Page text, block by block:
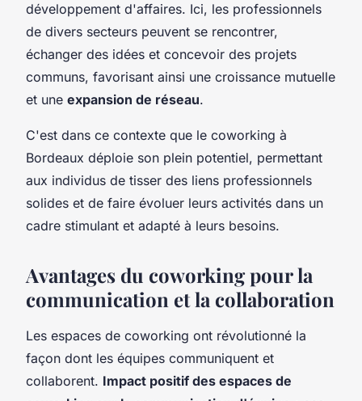
développement d'affaires. Ici, les professionnels
de divers secteurs peuvent se rencontrer,
échanger des idées et concevoir des projets
communs, favorisant ainsi une croissance mutuelle
et une expansion de réseau.
C'est dans ce contexte que le coworking à
Bordeaux déploie son plein potentiel, permettant
aux individus de tisser des liens professionnels
solides et de faire évoluer leurs activités dans un
cadre stimulant et adapté à leurs besoins.
Avantages du coworking pour la
communication et la collaboration
Les espaces de coworking ont révolutionné la
façon dont les équipes communiquent et
collaborent. Impact positif des espaces de